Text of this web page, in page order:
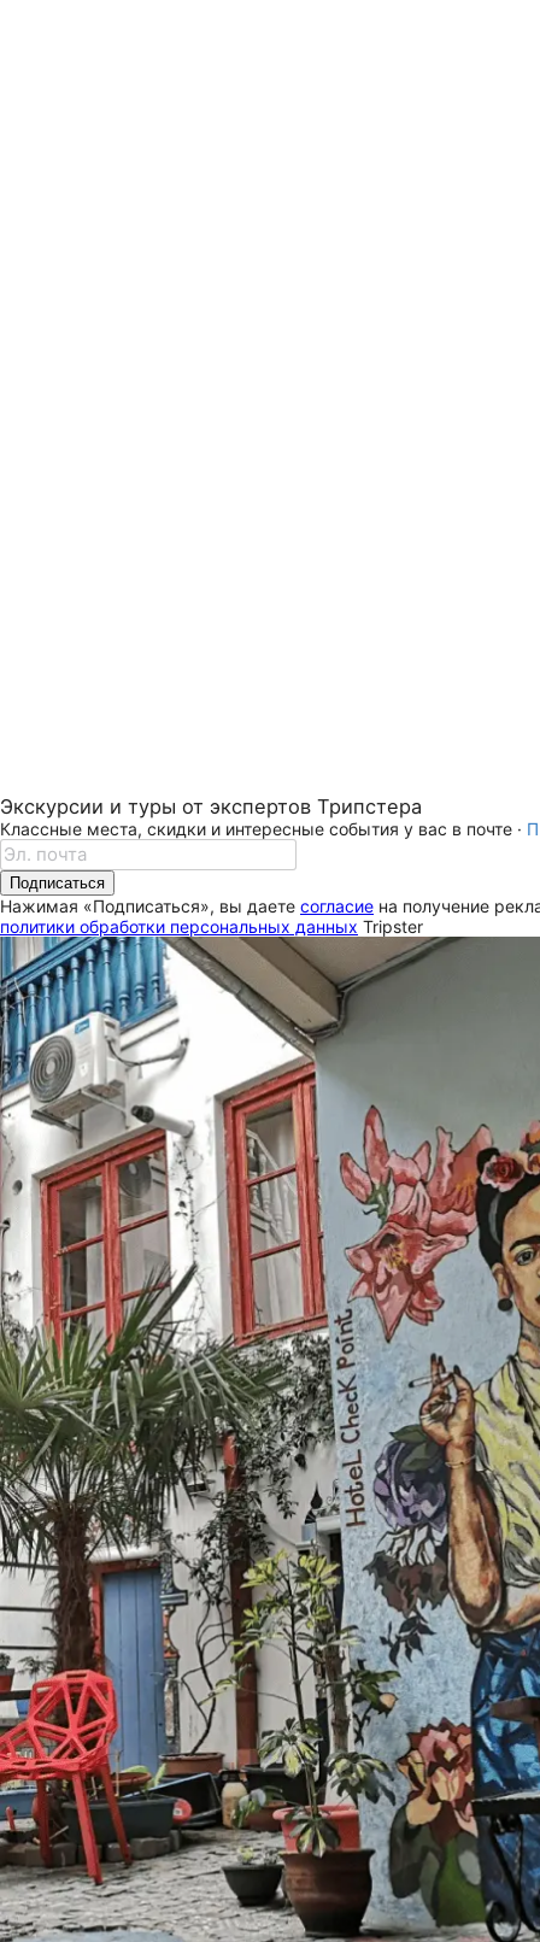
Экскурсии и туры от экспертов Трипстера
Классные места, скидки и интересные события у вас в почте ·
Подписаться
Нажимая «Подписаться», вы даете согласие на получение
политики обработки персональных данных Tripster